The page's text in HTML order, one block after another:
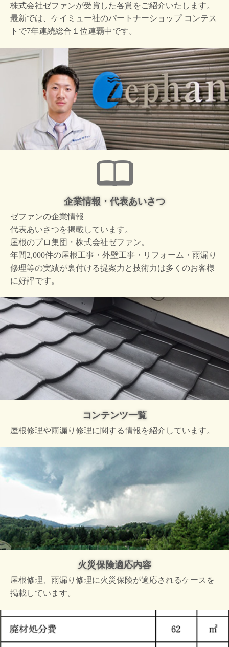
株式会社ゼファンが受賞した各賞をご紹介いたします。
最新では、ケイミュー社のパートナーショップ コンテス
トで7年連続総合１位連覇中です。
企業情報・代表あいさつ
ゼファンの企業情報
代表あいさつを掲載しています。
屋根のプロ集団・株式会社ゼファン。
年間2,000件の屋根工事・外壁工事・リフォーム・雨漏り
修理等の実績が裏付ける提案力と技術力は多くのお客様
に好評です。
コンテンツ一覧
屋根修理や雨漏り修理に関する情報を紹介しています。
火災保険適応内容
屋根修理、雨漏り修理に火災保険が適応されるケースを
掲載しています。